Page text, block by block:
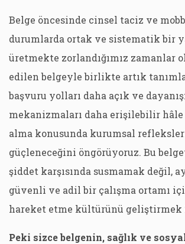
Belge öncesinde cinsel taciz ve
durumlarda ortak ve sistematik bir
üretmekte zorlandığımız zamanlar
edilen belgeyle birlikte artık
başvuru yolları daha açık ve
mekanizmaları daha erişilebilir hâle
alma konusunda kurumsal
güçleneceğini öngörüyoruz. Bu
şiddet karşısında susmamak değil,
güvenli ve adil bir çalışma ortamı
hareket etme kültürünü geliştirmek
Peki sizce belgenin, sağlık ve